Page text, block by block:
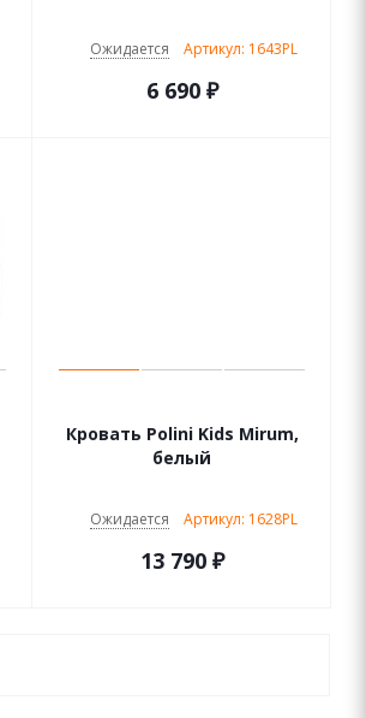
Ожидается Артикул: 1643PL
6 690₽
Кровать Polini Kids Mirum,
белый
Ожидается Артикул: 1628PL
13 790₽